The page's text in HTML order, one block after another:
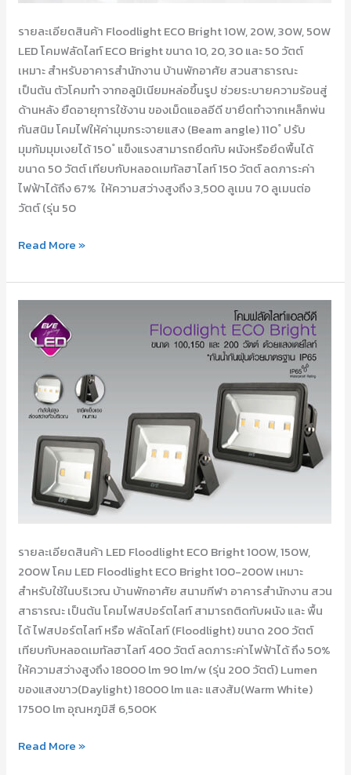
รายละเอียดสินค้า Floodlight ECO Bright 10W, 20W, 30W, 50W
LED โคมฟลัดไลท์ ECO Bright ขนาด 10, 20, 30 และ 50 วัตต์
เหมาะ สำหรับอาคารสำนักงาน บ้านพักอาศัย สวนสาธารณะ
เป็นต้น ตัวโคมทำ จากอลูมิเนียมหล่อขึ้นรูป ช่วยระบายความร้อนสู่
ด้านหลัง ยืดอายุการใช้งาน ของเม็ดแอลอีดี ขายึดทำจากเหล็กพ่น
กันสนิม โคมไฟให้ค่ามุมกระจายแสง (Beam angle) 110 ํ ปรับ
มุมก้มมุมเงยได้ 150 ํ แข็งแรงสามารถยึดกับ ผนังหรือยึดพื้นได้
ขนาด 50 วัตต์ เทียบกับหลอดเมทัลฮาไลท์ 150 วัตต์ ลดภาระค่า
ไฟฟ้าได้ถึง 67% ให้ความสว่างสูงถึง 3,500 ลูเมน 70 ลูเมนต่อ
วัตต์ (รุ่น 50
Read More »
รายละเอียดสินค้า LED Floodlight ECO Bright 100W, 150W,
200W โคม LED Floodlight ECO Bright 100-200W เหมาะ
สำหรับใช้ในบริเวณ บ้านพักอาศัย สนามกีฬา อาคารสำนักงาน สวน
สาธารณะ เป็นต้น โคมไฟสปอร์ตไลท์ สามารถติดกับผนัง และ พื้น
ได้ ไฟสปอร์ตไลท์ หรือ ฟลัดไลท์ (Floodlight) ขนาด 200 วัตต์
เทียบกับหลอดเมทัลฮาไลท์ 400 วัตต์ ลดภาระค่าไฟฟ้าได้ ถึง 50%
ให้ความสว่างสูงถึง 18000 lm 90 lm/w (รุ่น 200 วัตต์) Lumen
ของแสงขาว(Daylight) 18000 lm และ แสงส้ม(Warm White)
17500 lm อุณหภูมิสี 6,500K
Floodlight
ECO
100W,
150W,
Read More »